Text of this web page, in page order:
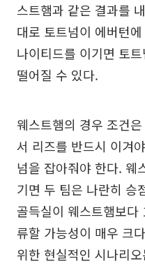
스트햄과 같은 결과를
대로 토트넘이 에버턴
나이티드를 이기면 토
떨어질 수 있다.
웨스트햄의 경우 조건
서 리즈를 반드시 이겨
넘을 잡아줘야 한다. 웨
기면 두 팀은 나란히 승
골득실이 웨스트햄보
류할 가능성이 매우 크
위한 현실적인 시나리